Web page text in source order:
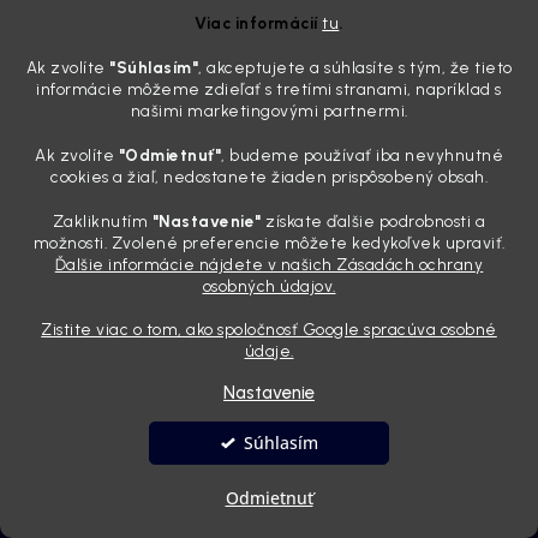
Viac informáciítu.
Ak zvolíte "Súhlasím", akceptujete a súhlasíte s tým, že tieto
informácie môžeme zdieľať s tretími stranami, napríklad s
našimi marketingovými partnermi.
Ak zvolíte "Odmietnuť", budeme používať iba nevyhnutné
cookies a žiaľ, nedostanete žiaden prispôsobený obsah.
Zakliknutím "Nastavenie" získate ďalšie podrobnosti a
možnosti. Zvolené preferencie môžete kedykoľvek upraviť.
Ďalšie informácie nájdete v našich Zásadách ochrany
osobných údajov.
Zistite viac o tom, ako spoločnosť Google spracúva osobné
údaje.
Nastavenie
Odmietnuť
Súhlasím
Poznáte ten moment. Vonku svieti slnko, vy sedíte v čerstvo
„upratanom“ aute, no pri pohľade na palubnú dosku vás ide poraziť. V
mriežkach ventilácie, okolo tlačidiel a v švíkoch sedačiek na vás stále
drzo pozerá prach. Handra ani vysávač tam jednodu...
Detailing nemusí stáť výplatu: 5 kúskov autokozmetiky,
31.7.2026
Sobotné ráno, káva v ruke a pred vami zaprášená kapota. Pre
niekoho nuda, pre nás najlepší relax. Lenže keď si v košíku spočítate
pokaziť náladu. Dobrá správa je, že aj profi výbava ...
Vytvoril Shoptet
nastavenie cookies